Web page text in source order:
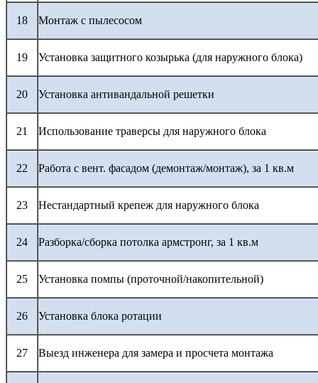
18 Монтаж с пылесосом
19 Установка защитного козырька (для наружного блока)
20 Установка антивандальной решетки
21 Использование траверсы для наружного блока
22 Работа с вент. фасадом (демонтаж/монтаж), за 1 кв.м
23 Нестандартный крепеж для наружного блока
24 Разборка/сборка потолка армстронг, за 1 кв.м
25 Установка помпы (проточной/накопительной)
26 Установка блока ротации
27 Выезд инженера для замера и просчета монтажа